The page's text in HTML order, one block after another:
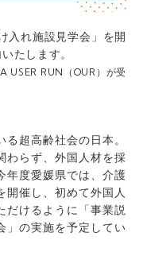
入れ施設見学会」を開
たします。
USER RUN（OUR）が受
超高齢社会の日本。
わらず、外国人材を採
年度愛媛県では、介護
開催し、初めて外国人
だけるように「事業説
」の実施を予定してい